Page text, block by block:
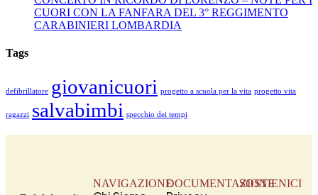
CUORI CON LA FANFARA DEL 3° REGGIMENTO
CARABINIERI LOMBARDIA
Tags
defibrillatore giovanicuori progetto a scuola per la vita progetto vita
ragazzi salvabimbi specchio dei tempi
NAVIGAZIONEDOCUMENTAZIONE
SOSTIENICI